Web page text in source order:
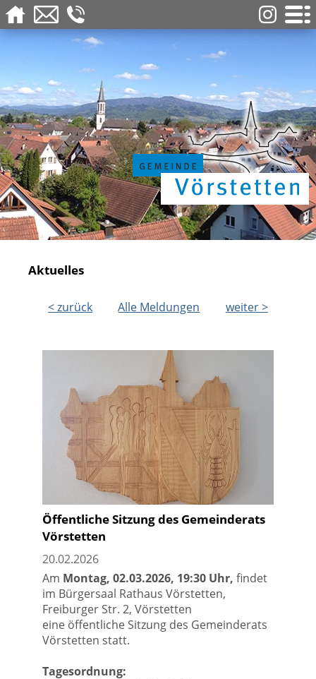
Aktuelles
< zurück Alle Meldungen weiter >
Öffentliche Sitzung des Gemeinderats
Vörstetten
20.02.2026
Am Montag, 02.03.2026, 19:30 Uhr, findet
im Bürgersaal Rathaus Vörstetten,
Freiburger Str. 2, Vörstetten
eine öffentliche Sitzung des Gemeinderats
Vörstetten statt.
Tagesordnung: